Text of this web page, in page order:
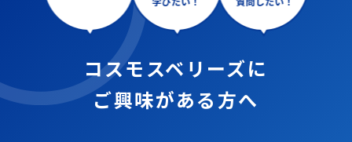
コスモスベリーズに
ご興味がある方へ